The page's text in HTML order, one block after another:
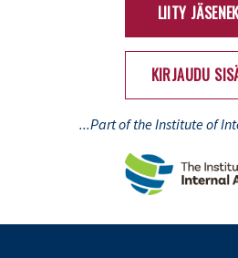
LIITY
KIRJAUDU
...Part of the Institute of